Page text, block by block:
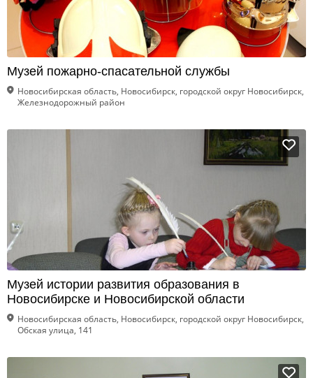
Музей пожарно-спасательной службы
Новосибирская область, Новосибирск, городской округ Новосибирск,
Железнодорожный район
Музей истории развития образования в
Новосибирске и Новосибирской области
Новосибирская область, Новосибирск, городской округ Новосибирск,
Обская улица, 141